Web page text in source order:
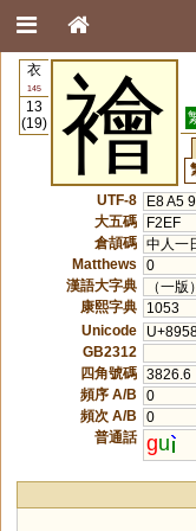
衣
145
13
(19)
襘
UTF-8
E8 A5
大五碼
F2EF
倉頡碼 中人一
Matthews
0
漢語大字典
（一
康熙字典
1053
Unicode
GB2312
四角號碼 3826.6
頻序 A/B
0
頻次 A/B
0
普通話 gu